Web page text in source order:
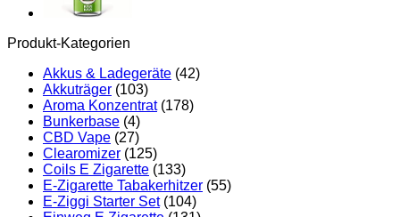
Produkt-Kategorien
Akkus & Ladegeräte (42)
Akkuträger (103)
Aroma Konzentrat (178)
Bunkerbase (4)
CBD Vape (27)
Clearomizer (125)
Coils E Zigarette (133)
E-Zigarette Tabakerhitzer (55)
E-Ziggi Starter Set (104)